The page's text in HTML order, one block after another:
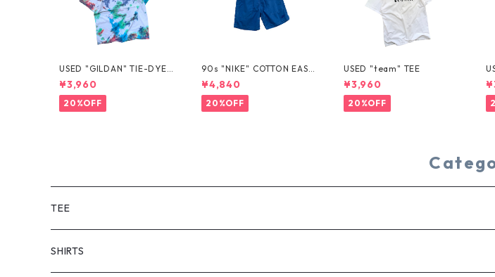
USED "GILDAN" TIE-DYE T
EE
¥3,960
20%OFF
90s "NIKE" COTTON EASY
SHORTS
¥4,840
20%OFF
USED "team" TEE
¥3,960
20%OFF
-
TEE
SHORT SLEEVE
SHIRTS